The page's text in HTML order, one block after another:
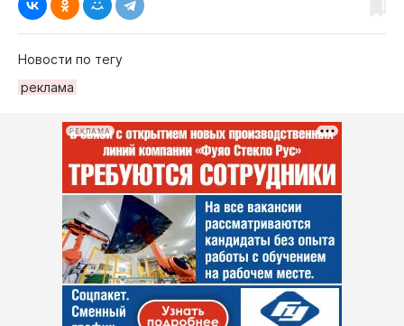
Новости по тегу
реклама
РЕКЛАМА